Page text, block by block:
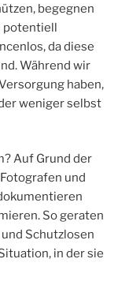
begegnen
potentiell
da diese
Während wir
haben,
weniger selbst
Auf Grund der
und
So geraten
Schutzlosen
in der sie